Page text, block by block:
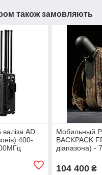
також замовляють
AD
400-
Мобильный
BACKPACK
діапазона) -
104 400₴